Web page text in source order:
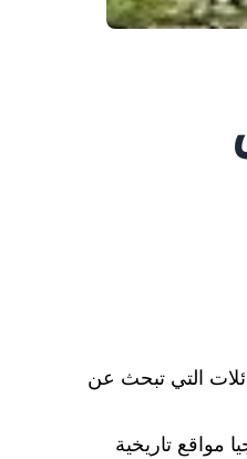
التي تبحث عن
مواقع تاريخية